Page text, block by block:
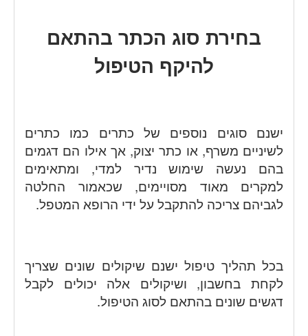
בחירת סוג הכתר בהתאם
להיקף הטיפול
ישנם סוגים נוספים של כתרים כמו כתרים
לשיניים משרף, או כתר יצוק, אך אילו הם דגמים
בהם נעשה שימוש נדיר למדי, ומתאימים
למקרים מאוד מסויימים, שכאמור החלטה
לגביהם צריכה להתקבל על ידי הרופא המטפל.
בכל תהליך טיפול ישנם שיקולים שונים שצריך
לקחת בחשבון, ושיקולים אלה יכולים לקבל
דגשים שונים בהתאם לסוג הטיפול.